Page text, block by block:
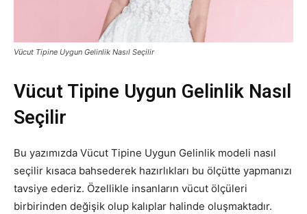
Vücut Tipine Uygun Gelinlik Nasıl Seçilir
Vücut Tipine Uygun Gelinlik Nasıl
Seçilir
Bu yazımızda Vücut Tipine Uygun Gelinlik modeli nasıl
seçilir kısaca bahsederek hazırlıkları bu ölçütte yapmanızı
tavsiye ederiz. Özellikle insanların vücut ölçüleri
birbirinden değişik olup kalıplar halinde oluşmaktadır.